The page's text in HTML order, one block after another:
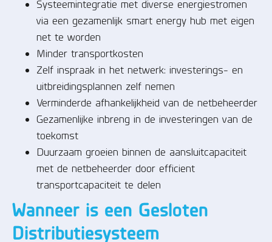
Systeemintegratie met diverse energiestromen
via een gezamenlijk smart energy hub met eigen
net te worden
Minder transportkosten
Zelf inspraak in het netwerk: investerings- en
uitbreidingsplannen zelf nemen
Verminderde afhankelijkheid van de netbeheerder
Gezamenlijke inbreng in de investeringen van de
toekomst
Duurzaam groeien binnen de aansluitcapaciteit
met de netbeheerder door efficient
transportcapaciteit te delen
Wanneer is een Gesloten
Distributiesysteem